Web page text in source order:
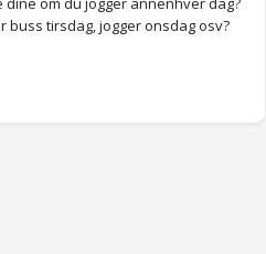
buss tirsdag, jogger onsdag osv?